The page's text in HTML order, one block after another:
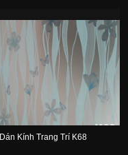
Giấy Dán Kính Trang Trí K68